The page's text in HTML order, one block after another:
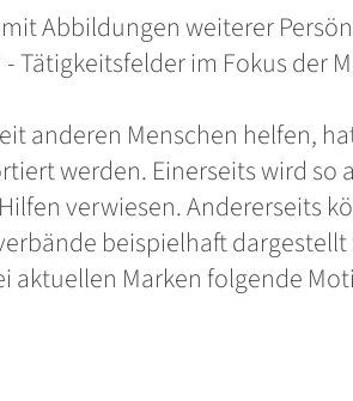
Abbildungen weiterer
im Fokus der
anderen Menschen helfen,
werden. Einerseits wird
verwiesen. Andererseits
beispielhaft
aktuellen Marken folgende